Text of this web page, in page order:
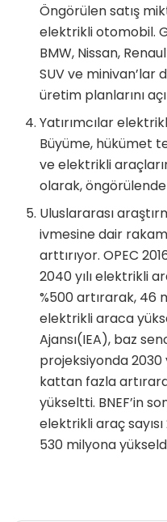
Öngörülen satış
elektrikli otomobil.
BMW, Nissan,
SUV ve
üretim planlarını
Yatırımcılar
Büyüme, hükümet
ve elektrikli
olarak,
Uluslararası
ivmesine dair
arttırıyor. OPEC
2040 yılı elektrikli
%500 artırarak, 46
elektrikli araca
Ajansı(IEA), baz
projeksiyonda 2030
kattan fazla
yükseltti. BNEF’in
elektrikli araç
530 milyona